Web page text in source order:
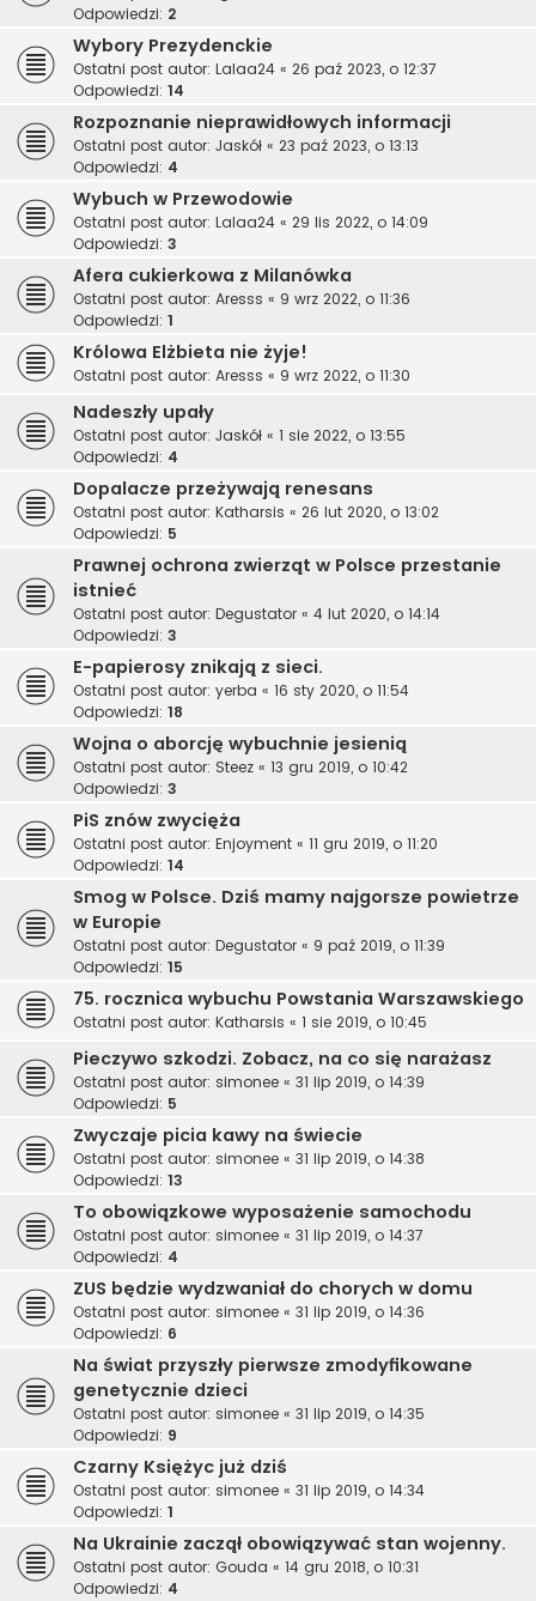
Odpowiedzi: 2
Wybory Prezydenckie
Ostatni post autor: Lalaa24 « 26 paź 2023, o 12:37
Odpowiedzi: 14
Rozpoznanie nieprawidłowych informacji
Ostatni post autor: Jaskół « 23 paź 2023, o 13:13
Odpowiedzi: 4
Wybuch w Przewodowie
Ostatni post autor: Lalaa24 « 29 lis 2022, o 14:09
Odpowiedzi: 3
Afera cukierkowa z Milanówka
Ostatni post autor: Aresss « 9 wrz 2022, o 11:36
Odpowiedzi: 1
Królowa Elżbieta nie żyje!
Ostatni post autor: Aresss « 9 wrz 2022, o 11:30
Nadeszły upały
Ostatni post autor: Jaskół « 1 sie 2022, o 13:55
Odpowiedzi: 4
Dopalacze przeżywają renesans
Ostatni post autor: Katharsis « 26 lut 2020, o 13:02
Odpowiedzi: 5
Prawnej ochrona zwierząt w Polsce przestanie
istnieć
Ostatni post autor: Degustator « 4 lut 2020, o 14:14
Odpowiedzi: 3
E-papierosy znikają z sieci.
Ostatni post autor: yerba « 16 sty 2020, o 11:54
Odpowiedzi: 18
Wojna o aborcję wybuchnie jesienią
Ostatni post autor: Steez « 13 gru 2019, o 10:42
Odpowiedzi: 3
PiS znów zwycięża
Ostatni post autor: Enjoyment « 11 gru 2019, o 11:20
Odpowiedzi: 14
Smog w Polsce. Dziś mamy najgorsze powietrze
w Europie
Ostatni post autor: Degustator « 9 paź 2019, o 11:39
Odpowiedzi: 15
75. rocznica wybuchu Powstania Warszawskiego
Ostatni post autor: Katharsis « 1 sie 2019, o 10:45
Pieczywo szkodzi. Zobacz, na co się narażasz
Ostatni post autor: simonee « 31 lip 2019, o 14:39
Odpowiedzi: 5
Zwyczaje picia kawy na świecie
Ostatni post autor: simonee « 31 lip 2019, o 14:38
Odpowiedzi: 13
To obowiązkowe wyposażenie samochodu
Ostatni post autor: simonee « 31 lip 2019, o 14:37
Odpowiedzi: 4
ZUS będzie wydzwaniał do chorych w domu
Ostatni post autor: simonee « 31 lip 2019, o 14:36
Odpowiedzi: 6
Na świat przyszły pierwsze zmodyfikowane
genetycznie dzieci
Ostatni post autor: simonee « 31 lip 2019, o 14:35
Odpowiedzi: 9
Czarny Księżyc już dziś
Ostatni post autor: simonee « 31 lip 2019, o 14:34
Odpowiedzi: 1
Na Ukrainie zaczął obowiązywać stan wojenny.
Ostatni post autor: Gouda « 14 gru 2018, o 10:31
Odpowiedzi: 4